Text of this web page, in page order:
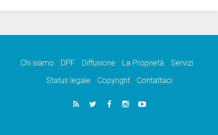
Chi siamo DPF Diffusione La Proprietà
Servizi
Status legale
Copyright Contattaci